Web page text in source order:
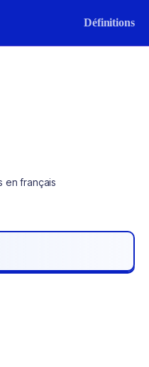
Définitions
en français